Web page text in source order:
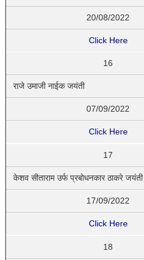
20/08/2022
Click Here
16
राजे उमाजी नाईक जयंती
07/09/2022
Click Here
17
केशव सीताराम उर्फ प्रबोधनकार ठाकरे जयंती
17/09/2022
Click Here
18